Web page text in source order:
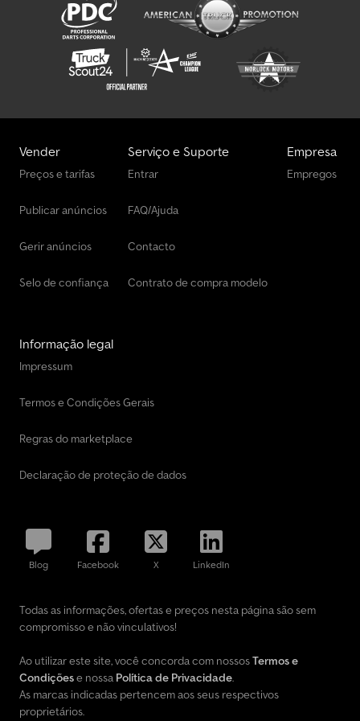
Vender
Preços e tarifas
Publicar anúncios
Gerir anúncios
Selo de confiança
Serviço e Suporte
Entrar
FAQ/Ajuda
Contacto
Contrato de compra modelo
Empresa
Empregos
Informação legal
Impressum
Termos e Condições Gerais
Regras do marketplace
Declaração de proteção de dados
Blog Facebook X LinkedIn
Todas as informações, ofertas e preços nesta página são sem
compromisso e não vinculativos!
Ao utilizar este site, você concorda com nossosTermos e
Condiçõese nossa Política de Privacidade.
As marcas indicadas pertencem aos seus respectivos
proprietários.